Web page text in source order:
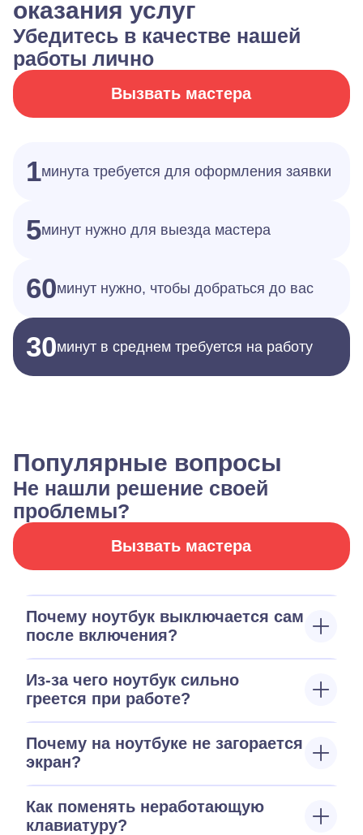
оказания услуг
Убедитесь в качестве нашей
работы лично
Вызвать мастера
1минута требуется для оформления заявки
5минут нужно для выезда мастера
60минут нужно, чтобы добраться до вас
30минут в среднем требуется на работу
Популярные вопросы
Не нашли решение своей
проблемы?
Вызвать мастера
Почему ноутбук выключается сам
после включения?
Из-за чего ноутбук сильно
греется при работе?
Почему на ноутбуке не загорается
экран?
Как поменять неработающую
клавиатуру?